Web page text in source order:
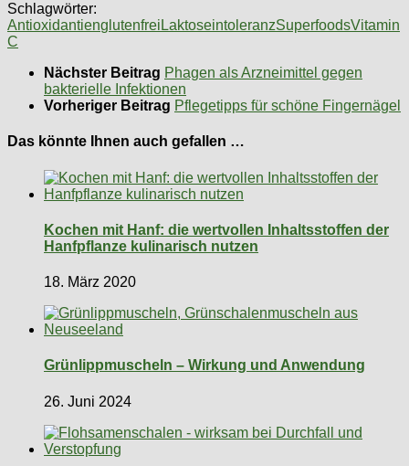
Schlagwörter:
Antioxidantienglutenfrei LaktoseintoleranzSuperfoodsVitamin
C
Nächster Beitrag Phagen als Arzneimittel gegen
bakterielle Infektionen
Vorheriger Beitrag Pflegetipps für schöne Fingernägel
Das könnte Ihnen auch gefallen …
Kochen mit Hanf: die wertvollen Inhaltsstoffen der
Hanfpflanze kulinarisch nutzen
18. März 2020
Grünlippmuscheln – Wirkung und Anwendung
26. Juni 2024